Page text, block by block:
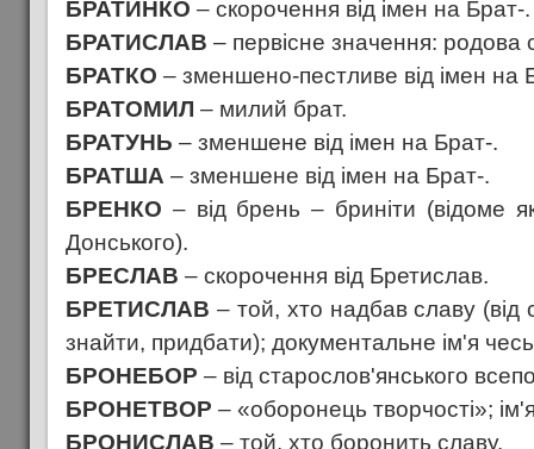
БРАТИНКО – скорочення від імен на Брат-.
БРАТИСЛАВ – первісне значення: родова
БРАТКО – зменшено-пестливе від імен на
БРАТОМИЛ – милий брат.
БРАТУНЬ – зменшене від імен на Брат-.
БРАТША – зменшене від імен на Брат-.
БРЕНКО – від брень – бриніти (відоме
Донського).
БРЕСЛАВ – скорочення від Бретислав.
БРЕТИСЛАВ – той, хто надбав славу (від
знайти, придбати); документальне ім'я
БРОНЕБОР – від старослов'янського
БРОНЕТВОР – «оборонець творчості»;
БРОНИСЛАВ – той, хто боронить славу.